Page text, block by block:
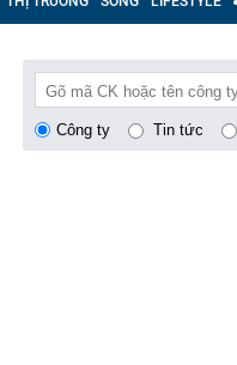
Công ty Tin tức